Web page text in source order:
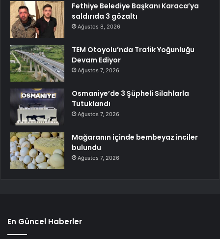
Fethiye Belediye Başkanı Karaca’ya
saldırıda 3 gözaltı
Ağustos 8, 2026
TEM Otoyolu’nda Trafik Yoğunluğu
Devam Ediyor
Ağustos 7, 2026
Osmaniye’de 3 Şüpheli Silahlarla
Tutuklandı
Ağustos 7, 2026
Mağaranın içinde bembeyaz inciler
bulundu
Ağustos 7, 2026
En Güncel Haberler